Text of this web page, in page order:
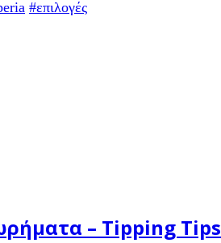
#επιλογές
– Tipping Tips